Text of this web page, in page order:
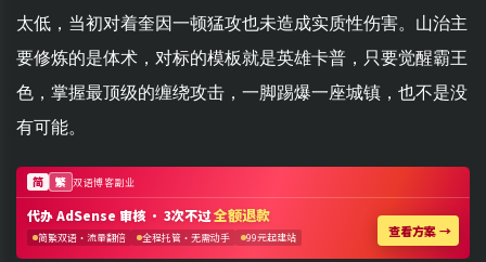
太低，当初对着奎因一顿猛攻也未造成实质性伤害。山治主
要修炼的是体术，对标的模板就是英雄卡普，只要觉醒霸王
色，掌握最顶级的缠绕攻击，一脚踢爆一座城镇，也不是没
有可能。